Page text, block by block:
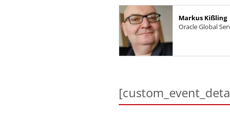
Markus Kißling
Oracle Global